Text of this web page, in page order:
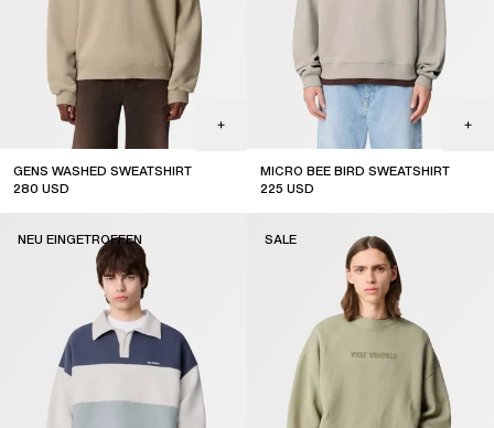
GENS WASHED SWEATSHIRT
280 USD
MICRO BEE BIRD SWEATSHIRT
225 USD
NEU EINGETROFFEN SALE